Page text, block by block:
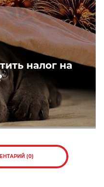
налог на
(0)